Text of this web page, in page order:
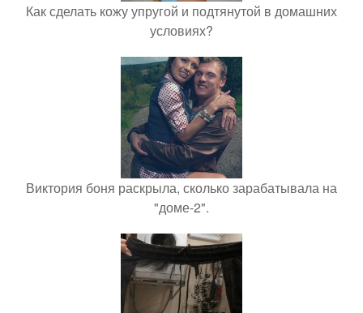
Как сделать кожу упругой и подтянутой в домашних
условиях?
Виктория боня раскрыла, сколько зарабатывала на
"доме-2".